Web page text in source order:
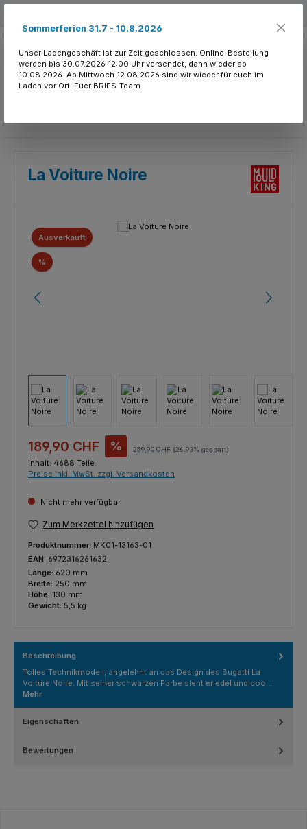
La Voiture Noire
Ausverkauft
% Rabatt
Verkaufspreis:
189,90 CHF % Regulärer Preis:
259,90 CHF (26.93% gespart)
Inhalt: 4688 Teile
Preise inkl. MwSt. zzgl. Versandkosten
Nicht mehr verfügbar
Zum Merkzettel hinzufügen
Produktnummer: MK01-13163-01
EAN: 6972316261632
Länge: 620 mm
Breite: 250 mm
Höhe: 130 mm
Gewicht: 5,5 kg
Beschreibung
Tolles Technikmodell, angelehnt an das Design des Bugatti La
Voiture Noire. Mit seiner schwarzen Farbe sieht er edel und coo…
Mehr
Eigenschaften
Bewertungen
Sommerferien 31.7 - 10.8.2026
Unser Ladengeschäft ist zur Zeit geschlossen. Online-Bestellung
werden bis 30.07.2026 12:00 Uhr versendet, dann wieder ab
10.08.2026. Ab Mittwoch 12.08.2026 sind wir wieder für euch im
Laden vor Ort. Euer BRIFS-Team